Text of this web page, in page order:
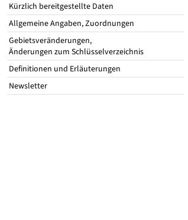
Kürzlich bereitgestellte Daten
Allgemeine Angaben, Zuordnungen
Gebietsveränderungen,
Änderungen zum Schlüsselverzeichnis
Definitionen und Erläuterungen
Newsletter